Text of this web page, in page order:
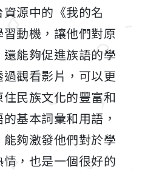
源中的《我的名
動機，讓他們對原
能夠促進族語的學
觀看影片，可以更
民族文化的豐富和
基本詞彙和用語，
夠激發他們對於學
，也是一個很好的